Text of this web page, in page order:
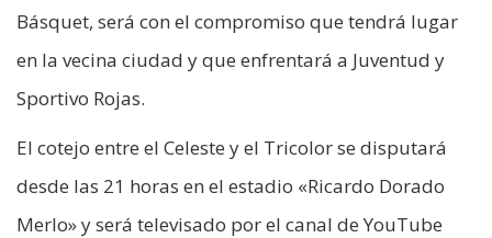
Básquet, será con el compromiso que tendrá lugar
en la vecina ciudad y que enfrentará a Juventud y
Sportivo Rojas.
El cotejo entre el Celeste y el Tricolor se disputará
desde las 21 horas en el estadio «Ricardo Dorado
Merlo» y será televisado por el canal de YouTube